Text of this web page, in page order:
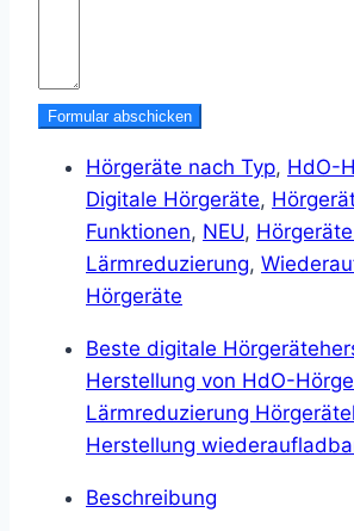
Formular abschicken
Hörgeräte nach Typ, HdO-
Digitale Hörgeräte,
Funktionen, NEU,
Lärmreduzierung,
Hörgeräte
Beste digitale
Herstellung von HdO-
Lärmreduzierung
Herstellung
Beschreibung